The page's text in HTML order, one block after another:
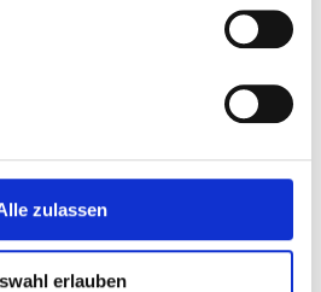
zulassen
erlauben
Themen.
am Fuß, Aroma-Therapie